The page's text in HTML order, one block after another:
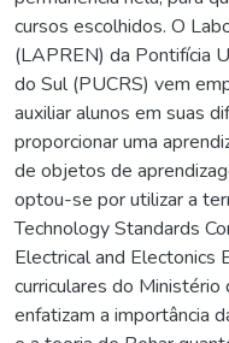
cursos escolhidos. O
(LAPREN) da Pontifícia
do Sul (PUCRS) vem
auxiliar alunos em suas
proporcionar uma
de objetos de
optou-se por utilizar a
Technology Standards
Electrical and Electonics
curriculares do Ministério
enfatizam a importância